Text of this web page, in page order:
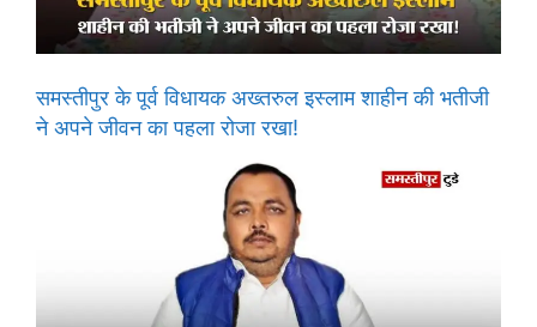
समस्तीपुर के पूर्व विधायक अख्तरुल इस्लाम शाहीन की भतीजी
ने अपने जीवन का पहला रोजा रखा!